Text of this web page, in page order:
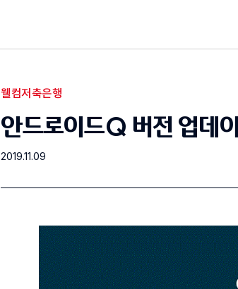
웰컴저축은행
안드로이드Q 버전 업데
2019.11.09